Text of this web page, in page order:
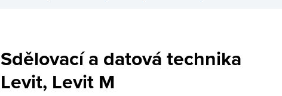
Sdělovací a datová technika
Levit, Levit M